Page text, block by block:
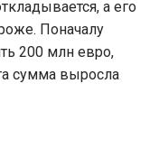
а его
Поначалу
200 млн евро,
сумма выросла